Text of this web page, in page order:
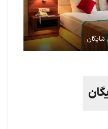
شایگان